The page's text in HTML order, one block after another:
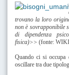
trovano la loro
non è sovrapponibile
di dipendenza
fisica)>> (fonte:
Quando ci si
oscillare tra due